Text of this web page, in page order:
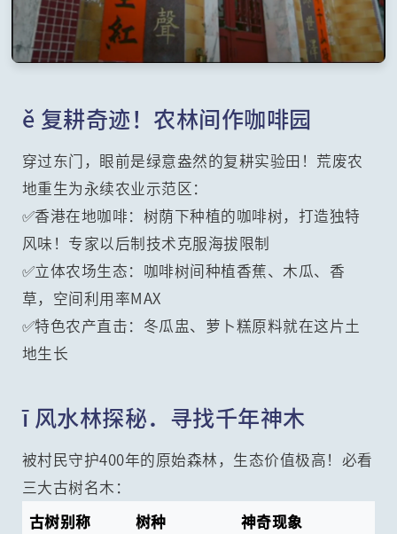
ě 复耕奇迹！农林间作咖啡园
穿过东门，眼前是绿意盎然的复耕实验田！荒废农
地重生为永续农业示范区：
✅香港在地咖啡：树荫下种植的咖啡树，打造独特
风味！专家以后制技术克服海拔限制
✅立体农场生态：咖啡树间种植香蕉、木瓜、香
草，空间利用率MAX
✅特色农产直击：冬瓜盅、萝卜糕原料就在这片土
地生长
ī 风水林探秘．寻找千年神木
被村民守护400年的原始森林，生态价值极高！必看
三大古树名木：
古树别称
树种 神奇现象